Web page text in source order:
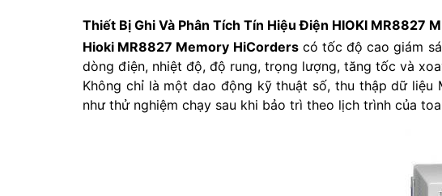
Thiết Bị Ghi Và Phân Tích Tín Hiệu Điện HIOKI MR8827
Hioki MR8827 Memory HiCorderscó tốc độ cao giám
dòng điện, nhiệt độ, độ rung, trọng lượng, tăng tốc và
Không chỉ là một dao động kỹ thuật số, thu thập dữ liệu
như thử nghiệm chạy sau khi bảo trì theo lịch trình của